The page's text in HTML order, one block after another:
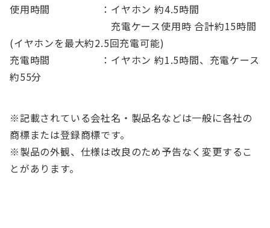
使用時間 ：イヤホン 約4.5時間
充電ケース使用時 合計約15時間
(イヤホンを最大約2.5回充電可能)
充電時間 ：イヤホン 約1.5時間、充電ケース
約55分
※記載されている会社名・製品名などは一般に各社の
商標または登録商標です。
※製品の外観、仕様は改良のため予告なく変更するこ
とがあります。